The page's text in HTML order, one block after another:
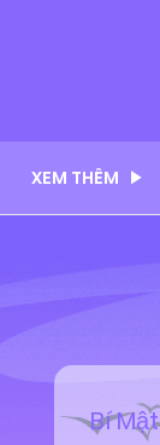
XEM THÊM
Bí